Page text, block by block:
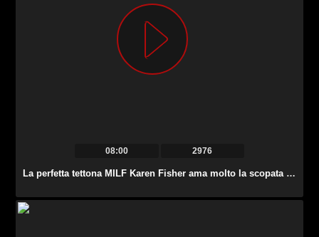
08:00 2976
La perfetta tettona MILF Karen Fisher ama molto la scopata alla pecorina.